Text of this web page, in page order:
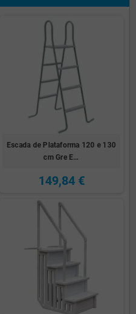
Escada de Plataforma 120 e 130
cm Gre E…
149,84 €